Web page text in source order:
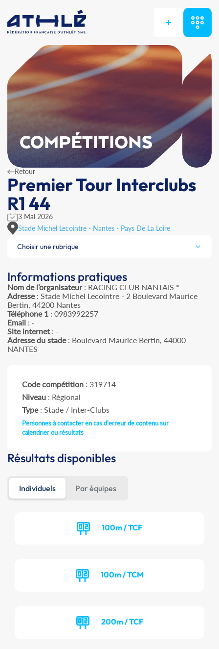
+
COMPÉTITIONS
Retour
Premier Tour Interclubs
R1 44
3 Mai 2026
Stade Michel Lecointre - Nantes - Pays De La Loire
Choisir une rubrique
Informations pratiques
Nom de l’organisateur: RACING CLUB NANTAIS *
Adresse: Stade Michel Lecointre - 2 Boulevard Maurice
Bertin, 44200 Nantes
Téléphone 1 : 0983992257
Email : -
Site internet : -
Adresse du stade: Boulevard Maurice Bertin, 44000
NANTES
Code compétition : 319714
Niveau : Régional
Type: Stade / Inter-Clubs
Personnes à contacter en cas d'erreur de contenu sur
calendrier ou résultats
Résultats disponibles
Individuels Par équipes
100m / TCF
100m / TCM
200m / TCF